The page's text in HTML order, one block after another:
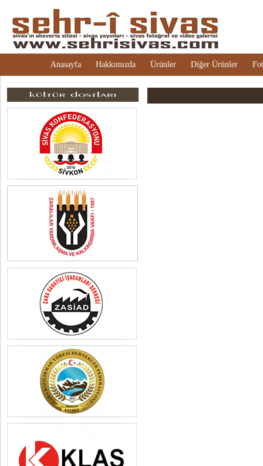
Anasayfa Hakkımızda Ürünler Diğer Ürünler